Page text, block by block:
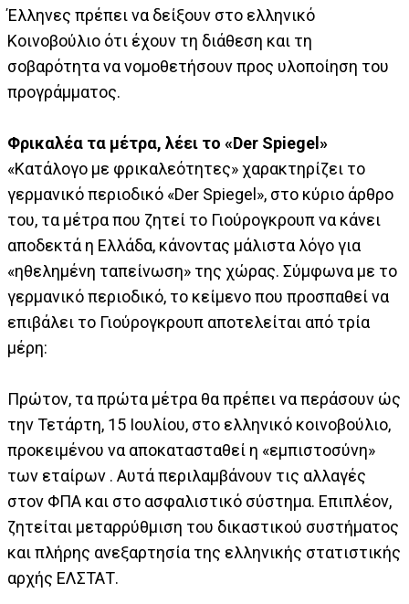
Έλληνες πρέπει να δείξουν στο ελληνικό
Κοινοβούλιο ότι έχουν τη διάθεση και τη
σοβαρότητα να νομοθετήσουν προς υλοποίηση του
προγράμματος.
Φρικαλέα τα μέτρα, λέει το «Der Spiegel»
«Κατάλογο με φρικαλεότητες» χαρακτηρίζει το
γερμανικό περιοδικό «Der Spiegel», στο κύριο άρθρο
του, τα μέτρα που ζητεί το Γιούρογκρουπ να κάνει
αποδεκτά η Ελλάδα, κάνοντας μάλιστα λόγο για
«ηθελημένη ταπείνωση» της χώρας. Σύμφωνα με το
γερμανικό περιοδικό, το κείμενο που προσπαθεί να
επιβάλει το Γιούρογκρουπ αποτελείται από τρία
μέρη:
Πρώτον, τα πρώτα μέτρα θα πρέπει να περάσουν ώς
την Τετάρτη, 15 Ιουλίου, στο ελληνικό κοινοβούλιο,
προκειμένου να αποκατασταθεί η «εμπιστοσύνη»
των εταίρων . Αυτά περιλαμβάνουν τις αλλαγές
στον ΦΠΑ και στο ασφαλιστικό σύστημα. Επιπλέον,
ζητείται μεταρρύθμιση του δικαστικού συστήματος
και πλήρης ανεξαρτησία της ελληνικής στατιστικής
αρχής ΕΛΣΤΑΤ.